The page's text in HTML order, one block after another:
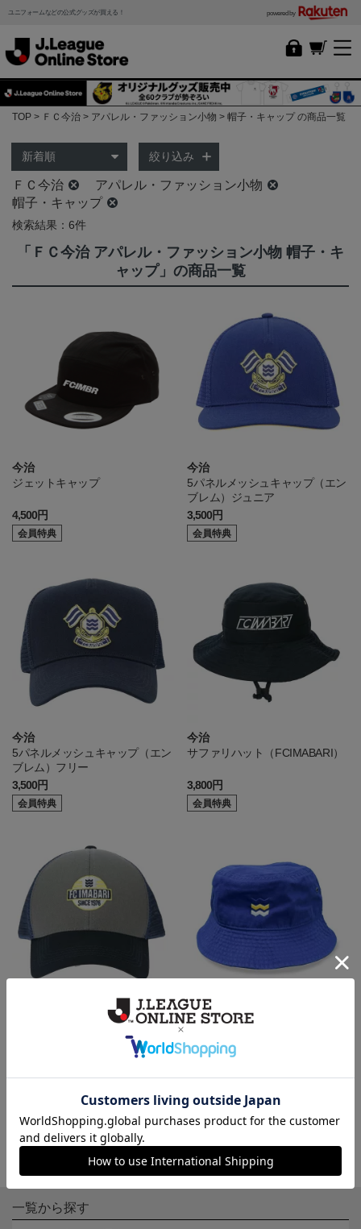
ユニフォームなどの公式グッズが買える！ powered by
TOP ＦＣ今治 アパレル・ファッション小物 帽子・キャップ の商品一覧
絞り込み
ＦＣ今治
アパレル・ファッション小物
帽子・キャップ
検索結果：6件
「ＦＣ今治 アパレル・ファッション小物 帽子・キ
ャップ」の商品一覧
今治
ジェットキャップ
4,500円
会員特典
今治
5パネルメッシュキャップ（エン
ブレム）ジュニア
3,500円
会員特典
今治
5パネルメッシュキャップ（エン
ブレム）フリー
3,500円
会員特典
今治
サファリハット（FCIMABARI）
3,800円
会員特典
メッシュキャップ（刺繍ワッペ
今治
バケットハット
3,900円
一覧から探す